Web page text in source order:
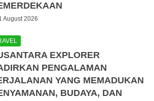
August 2026
EXPLORER
PENGALAMAN
YANG MEMADUKAN
BUDAYA, DAN